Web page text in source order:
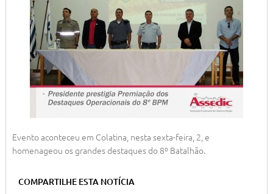
Evento aconteceu em Colatina, nesta sexta-feira, 2, e
homenageou os grandes destaques do 8º Batalhão.
COMPARTILHE ESTA NOTÍCIA